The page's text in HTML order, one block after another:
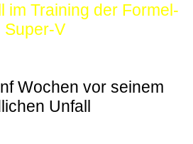
im Training der Formel-
Super-V
Wochen vor seinem
Unfall